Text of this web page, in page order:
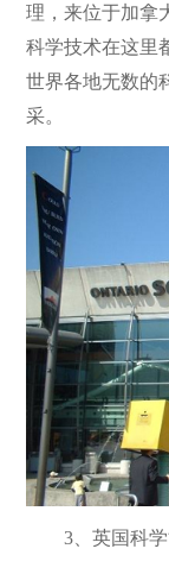
理，来位于加拿
科学技术在这里
世界各地无数的
采。
3、英国科学